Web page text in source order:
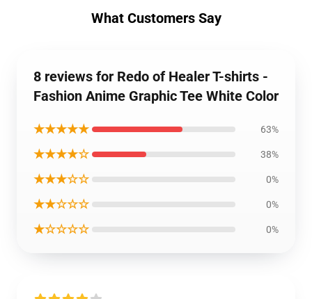
What Customers Say
8 reviews for Redo of Healer T-shirts -
Fashion Anime Graphic Tee White Color
★★★★★ 63%
★★★★☆ 38%
★★★☆☆ 0%
★★☆☆☆ 0%
★☆☆☆☆ 0%